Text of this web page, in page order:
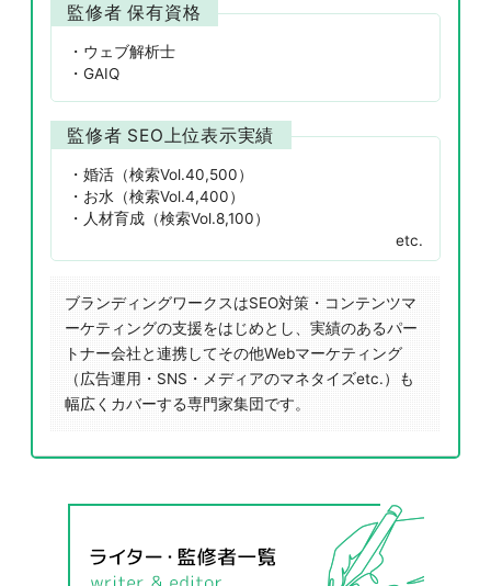
監修者 保有資格
ウェブ解析士
GAIQ
監修者 SEO上位表示実績
婚活（検索Vol.40,500）
お水（検索Vol.4,400）
人材育成（検索Vol.8,100）
etc.
ブランディングワークスはSEO対策・コンテンツマ
ーケティングの支援をはじめとし、実績のあるパー
トナー会社と連携してその他Webマーケティング
（広告運用・SNS・メディアのマネタイズetc.）も
幅広くカバーする専門家集団です。